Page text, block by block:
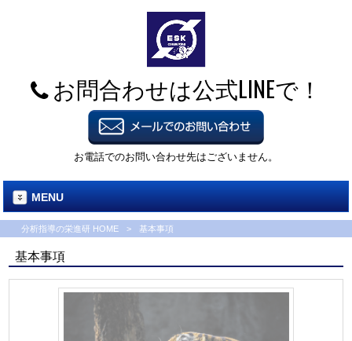
お問合わせは公式LINEで！
お電話でのお問い合わせ先はございません。
MENU
分析指導の栄進研 HOME > 基本事項
基本事項